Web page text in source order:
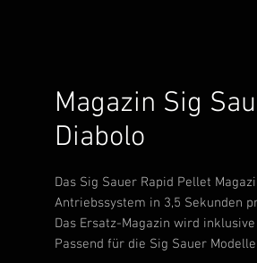
Magazin Sig
Diabolo
Das Sig Sauer Rapid Pellet
Antriebssystem in 3,5 Sekunden
Das Ersatz-Magazin wird
Passend für die Sig Sauer